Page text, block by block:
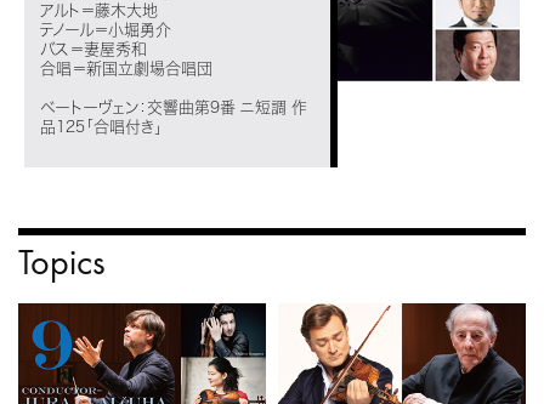
アルト＝藤木大地
テノール＝小堀勇介
バス＝妻屋秀和
合唱＝新国立劇場合唱団
ベートーヴェン：交響曲第9番 ニ短調 作
品125「合唱付き」
Topics